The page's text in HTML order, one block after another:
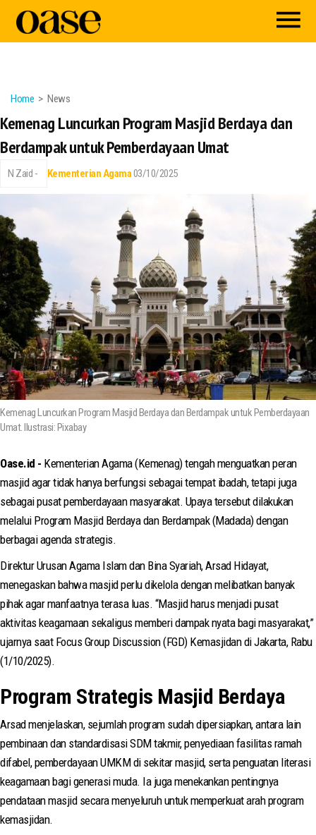
Home News
Kemenag Luncurkan Program Masjid Berdaya dan
Berdampak untuk Pemberdayaan Umat
N Zaid - Kementerian Agama03/10/2025
Kemenag Luncurkan Program Masjid Berdaya dan Berdampak untuk Pemberdayaan
Umat. Ilustrasi: Pixabay
Oase.id - Kementerian Agama (Kemenag) tengah menguatkan peran
masjid agar tidak hanya berfungsi sebagai tempat ibadah, tetapi juga
sebagai pusat pemberdayaan masyarakat. Upaya tersebut dilakukan
melalui Program Masjid Berdaya dan Berdampak (Madada) dengan
berbagai agenda strategis.
Direktur Urusan Agama Islam dan Bina Syariah, Arsad Hidayat,
menegaskan bahwa masjid perlu dikelola dengan melibatkan banyak
pihak agar manfaatnya terasa luas. “Masjid harus menjadi pusat
aktivitas keagamaan sekaligus memberi dampak nyata bagi masyarakat,”
ujarnya saat Focus Group Discussion (FGD) Kemasjidan di Jakarta, Rabu
(1/10/2025).
Program Strategis Masjid Berdaya
Arsad menjelaskan, sejumlah program sudah dipersiapkan, antara lain
pembinaan dan standardisasi SDM takmir, penyediaan fasilitas ramah
difabel, pemberdayaan UMKM di sekitar masjid, serta penguatan literasi
keagamaan bagi generasi muda. Ia juga menekankan pentingnya
pendataan masjid secara menyeluruh untuk memperkuat arah program
kemasjidan.